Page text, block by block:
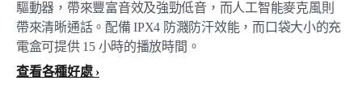
驅動器，帶來豐富音效及強勁低音，而人工智能麥克風則
帶來清晰通話。配備 IPX4 防濺防汗效能，而口袋大小的充
電盒可提供 15 小時的播放時間。
查看各種好處